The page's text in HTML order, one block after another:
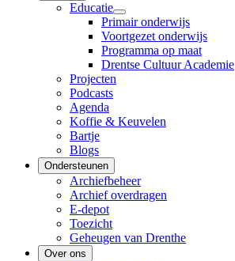
Educatie
Primair onderwijs
Voortgezet onderwijs
Programma op maat
Drentse Cultuur Academie
Projecten
Podcasts
Agenda
Koffie & Keuvelen
Bartje
Blogs
Ondersteunen
Archiefbeheer
Archief overdragen
E-depot
Toezicht
Geheugen van Drenthe
Over ons